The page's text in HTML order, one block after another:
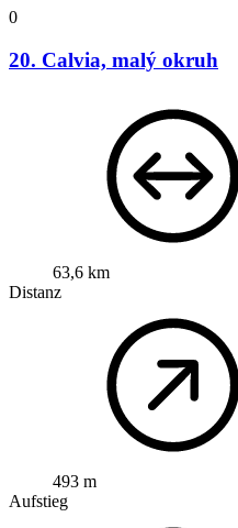
0
20. Calvia, malý okruh
63,6 km
Distanz
493 m
Aufstieg